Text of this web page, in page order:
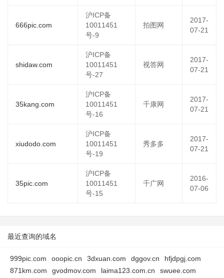
666pic.com
沪ICP备
10011451
号-9
拍图网
2017-
07-21
shidaw.com
沪ICP备
10011451
号-27
视答网
2017-
07-21
35kang.com
沪ICP备
10011451
号-16
千康网
2017-
07-21
xiudodo.com
沪ICP备
10011451
号-19
秀多多
2017-
07-21
35pic.com
沪ICP备
10011451
号-15
千广网
2016-
07-06
最近查询的域名
999pic.com ooopic.cn 3dxuan.com dggov.cn
hfjdpgj.com
871km.com
gvodmov.com laima123.com.cn
swuee.com